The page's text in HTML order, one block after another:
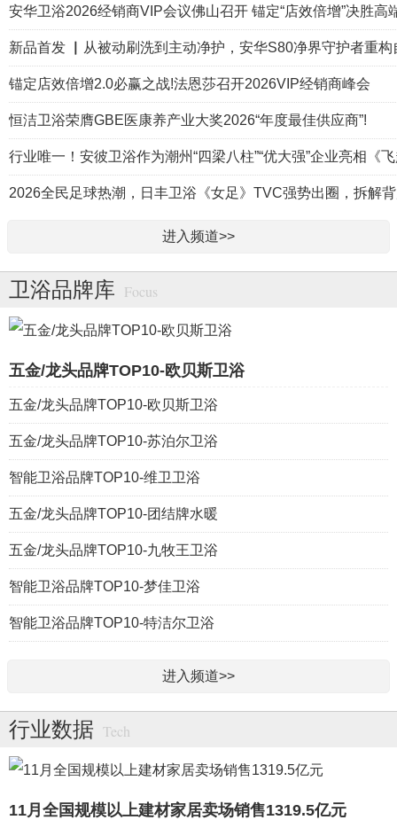
安华卫浴2026经销商VIP会议佛山召开 锚定“店效倍增”决胜高
新品首发 ▏从被动刷洗到主动净护，安华S80净界守护者重构
锚定店效倍增2.0必赢之战!法恩莎召开2026VIP经销商峰会
恒洁卫浴荣膺GBE医康养产业大奖2026“年度最佳供应商”!
行业唯一！安彼卫浴作为潮州“四梁八柱”“优大强”企业亮相《
2026全民足球热潮，日丰卫浴《女足》TVC强势出圈，拆解
进入频道>>
卫浴品牌库 Focus
五金/龙头品牌TOP10-欧贝斯卫浴
五金/龙头品牌TOP10-欧贝斯卫浴
五金/龙头品牌TOP10-苏泊尔卫浴
智能卫浴品牌TOP10-维卫卫浴
五金/龙头品牌TOP10-团结牌水暖
五金/龙头品牌TOP10-九牧王卫浴
智能卫浴品牌TOP10-梦佳卫浴
智能卫浴品牌TOP10-特洁尔卫浴
进入频道>>
行业数据 Tech
11月全国规模以上建材家居卖场销售1319.5亿元